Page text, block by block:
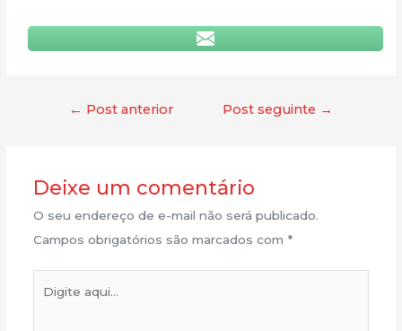
← Post anterior Post seguinte →
Deixe um comentário
O seu endereço de e-mail não será publicado.
Campos obrigatórios são marcados com *